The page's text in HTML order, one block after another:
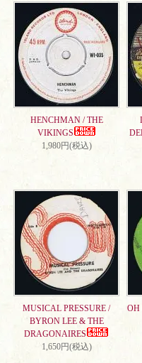
HENCHMAN / THE
VIKINGS
1,980円(税込)
MUSICAL PRESSURE /
BYRON LEE & THE
DRAGONAIRES
1,650円(税込)
OH